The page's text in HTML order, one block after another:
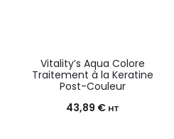
Vitality’s Aqua Colore
Traitement à la Keratine
Post-Couleur
43,89 € HT